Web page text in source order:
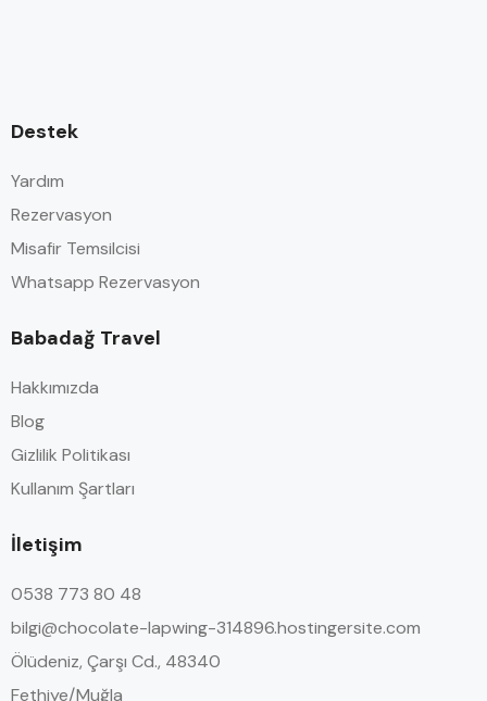
Destek
Yardım
Rezervasyon
Misafir Temsilcisi
Whatsapp Rezervasyon
Babadağ Travel
Hakkımızda
Blog
Gizlilik Politikası
Kullanım Şartları
İletişim
0538 773 80 48
bilgi@chocolate-lapwing-314896.hostingersite.com
Ölüdeniz, Çarşı Cd., 48340
Fethiye/Muğla